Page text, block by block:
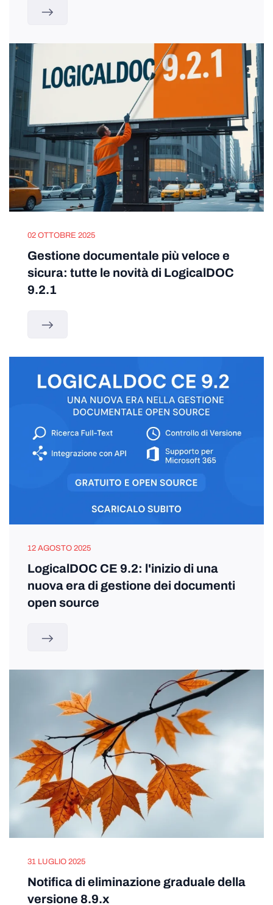
02 OTTOBRE 2025
Gestione documentale più veloce e
sicura: tutte le novità di LogicalDOC
9.2.1
12 AGOSTO 2025
LogicalDOC CE 9.2: l'inizio di una
nuova era di gestione dei documenti
open source
31 LUGLIO 2025
Notifica di eliminazione graduale della
versione 8.9.x